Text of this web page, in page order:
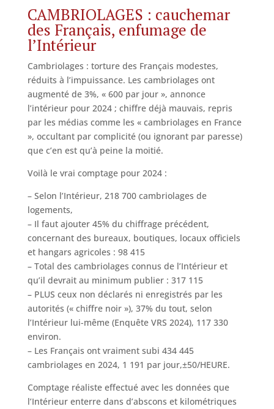
CAMBRIOLAGES : cauchemar
des Français, enfumage de
l’Intérieur
Cambriolages : torture des Français modestes,
réduits à l’impuissance. Les cambriolages ont
augmenté de 3%, « 600 par jour », annonce
l’intérieur pour 2024 ; chiffre déjà mauvais, repris
par les médias comme les « cambriolages en France
», occultant par complicité (ou ignorant par paresse)
que c’en est qu’à peine la moitié.
Voilà le vrai comptage pour 2024 :
– Selon l’Intérieur, 218 700 cambriolages de
logements,
– Il faut ajouter 45% du chiffrage précédent,
concernant des bureaux, boutiques, locaux officiels
et hangars agricoles : 98 415
– Total des cambriolages connus de l’Intérieur et
qu’il devrait au minimum publier : 317 115
– PLUS ceux non déclarés ni enregistrés par les
autorités (« chiffre noir »), 37% du tout, selon
l’Intérieur lui-même (Enquête VRS 2024), 117 330
environ.
– Les Français ont vraiment subi 434 445
cambriolages en 2024, 1 191 par jour,±50/HEURE.
Comptage réaliste effectué avec les données que
l’Intérieur enterre dans d’abscons et kilométriques